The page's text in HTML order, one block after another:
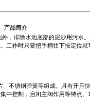
产品简介